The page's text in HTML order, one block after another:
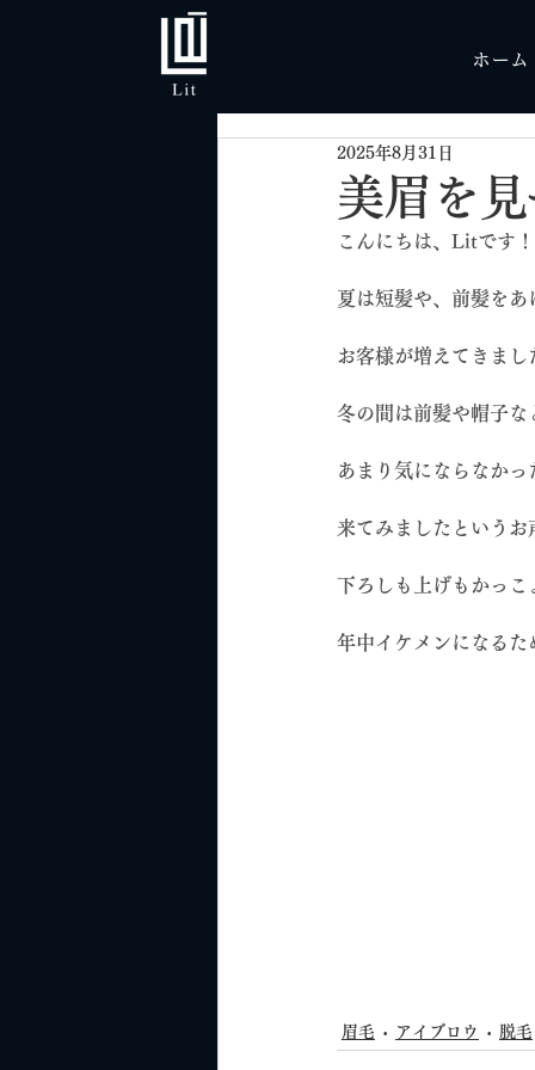
ホーム
美眉を
2025年8月31日
こんにちは、Litです！
夏は短髪や、前髪を
お客様が増えてきまし
冬の間は前髪や帽子
あまり気にならなか
来てみましたというお
下ろしも上げもかっ
年中イケメンになる
眉毛 アイブロウ 脱毛